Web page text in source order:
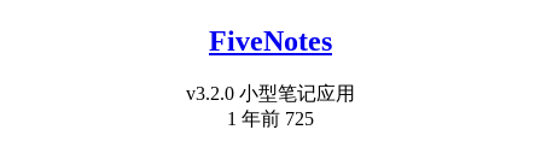
FiveNotes
v3.2.0 小型笔记应用
1 年前 725